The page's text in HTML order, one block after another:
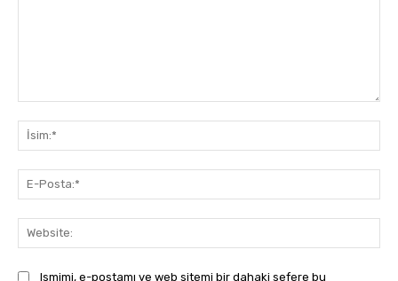
Ismimi, e-postamı ve web sitemi bir dahaki sefere bu